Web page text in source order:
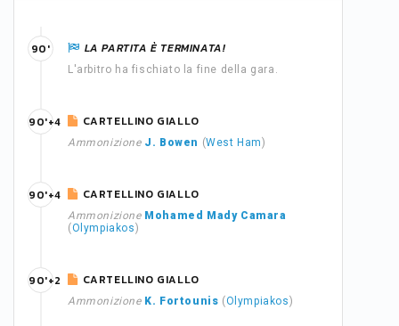
LA PARTITA È TERMINATA!
L'arbitro ha fischiato la fine della gara.
90'
CARTELLINO GIALLO
Ammonizione J. Bowen (West Ham)
90'+4
CARTELLINO GIALLO
Ammonizione Mohamed Mady Camara
(Olympiakos)
90'+4
CARTELLINO GIALLO
Ammonizione K. Fortounis (Olympiakos)
90'+2